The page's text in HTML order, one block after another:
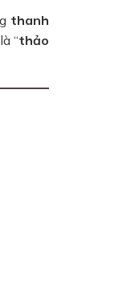
thanh
“thảo